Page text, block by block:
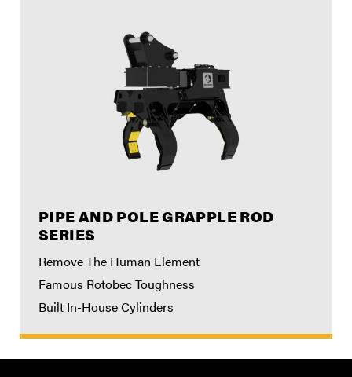
PIPE AND POLE GRAPPLE ROD
SERIES
Remove The Human Element
Famous Rotobec Toughness
Built In-House Cylinders